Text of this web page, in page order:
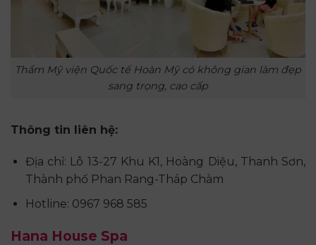
Thẩm Mỹ viện Quốc tế Hoàn Mỹ có không gian làm đẹp
sang trọng, cao cấp
Thông tin liên hệ:
Địa chỉ: Lô 13-27 Khu K1, Hoàng Diệu, Thanh Sơn,
Thành phố Phan Rang-Tháp Chàm
Hotline: 0967 968 585
Hana House Spa